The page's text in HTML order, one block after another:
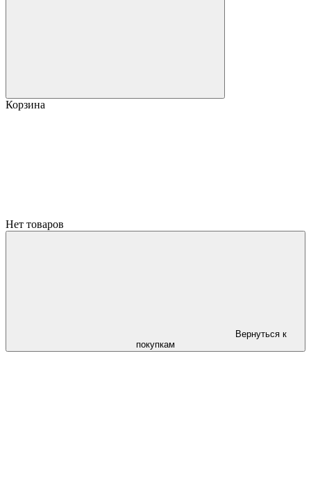
Корзина
Нет товаров
Вернуться к
покупкам